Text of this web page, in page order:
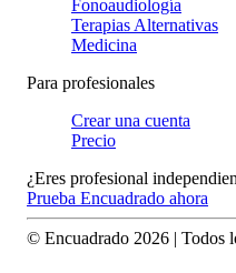
Fonoaudiología
Terapias Alternativas
Medicina
Para profesionales
Crear una cuenta
Precio
¿Eres profesional
Prueba Encuadrado ahora
© Encuadrado 2026 | Todos